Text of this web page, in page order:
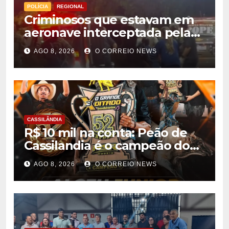
POLÍCIA REGIONAL
Criminosos que estavam em
aeronave interceptada pela
FAB em MS morrem durante
confronto com o Bope
AGO 8, 2026 O CORREIO NEWS
CASSILÂNDIA
R$ 10 mil na conta: Peão de
Cassilandia é o campeão do
desafio “O Grande Ditado
Bandeirantes” em
Rondonópolis
AGO 8, 2026 O CORREIO NEWS